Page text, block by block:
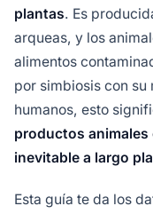
plantas. Es
arqueas, y los
alimentos
por simbiosis con
humanos, esto
productos
inevitable a largo
Esta guía te da los